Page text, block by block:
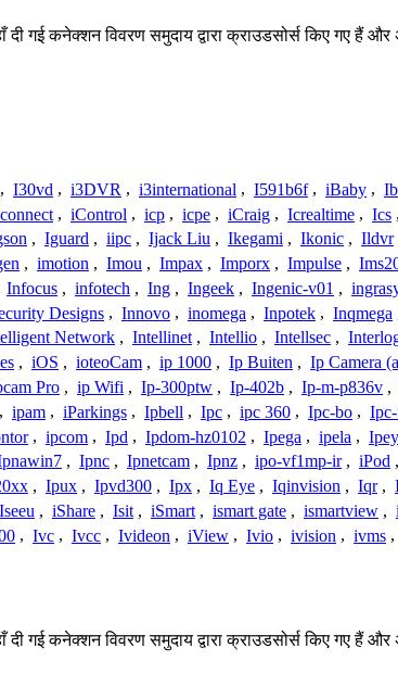
गई कनेक्शन विवरण समुदाय द्वारा क्राउडसोर्स किए गए हैं
, I30vd , i3DVR , i3international , I591b6f , iBaby ,
, iControl , icp , icpe , iCraig , Icrealtime , Ics ,
, Iguard , iipc , Ijack Liu , Ikegami , Ikonic , Ildvr
, imotion , Imou , Impax , Imporx , Impulse ,
Infocus , infotech , Ing , Ingeek , Ingenic-v01 ,
Designs , Innovo , inomega , Inpotek , Inqmega
Network , Intellinet , Intellio , Intellsec ,
, iOS , ioteoCam , ip 1000 , Ip Buiten , Ip Camera
Pro , ip Wifi , Ip-300ptw , Ip-402b , Ip-m-p836v ,
, ipam , iParkings , Ipbell , Ipc , ipc 360 , Ipc-bo ,
, ipcom , Ipd , Ipdom-hz0102 , Ipega , ipela ,
, Ipnc , Ipnetcam , Ipnz , ipo-vf1mp-ir , iPod ,
, Ipux , Ipvd300 , Ipx , Iq Eye , Iqinvision , Iqr ,
Iseeu , iShare , Isit , iSmart , ismart gate , ismartview ,
, Ivc , Ivcc , Ivideon , iView , Ivio , ivision , ivms ,
गई कनेक्शन विवरण समुदाय द्वारा क्राउडसोर्स किए गए हैं